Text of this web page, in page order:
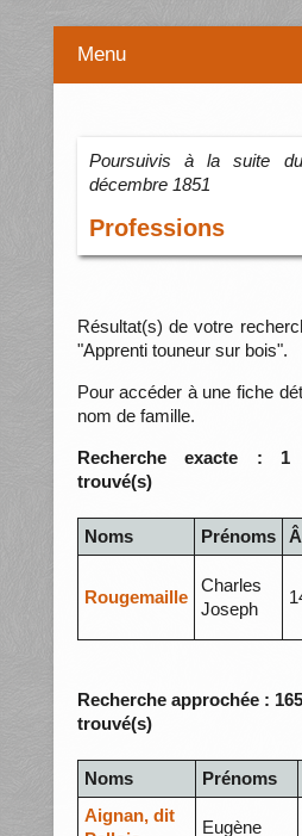
Menu
Poursuivis à la suite
décembre 1851
Professions
Résultat(s) de votre
"Apprenti touneur sur bois".
Pour accéder à une fiche
nom de famille.
Recherche exacte : 1
trouvé(s)
Noms Prénoms
Rougemaille
Charles
Joseph
Recherche approchée :
trouvé(s)
Noms Prénoms
Aignan, dit
Eugène